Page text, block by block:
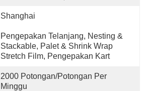
Shanghai
Pengepakan Telanjang, Nesting &
Stackable, Palet & Shrink Wrap
Stretch Film, Pengepakan Kart
2000 Potongan/potongan Per
Minggu